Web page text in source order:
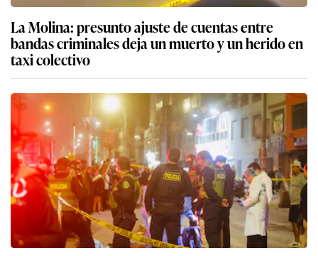
La Molina: presunto ajuste de cuentas entre
bandas criminales deja un muerto y un herido en
taxi colectivo